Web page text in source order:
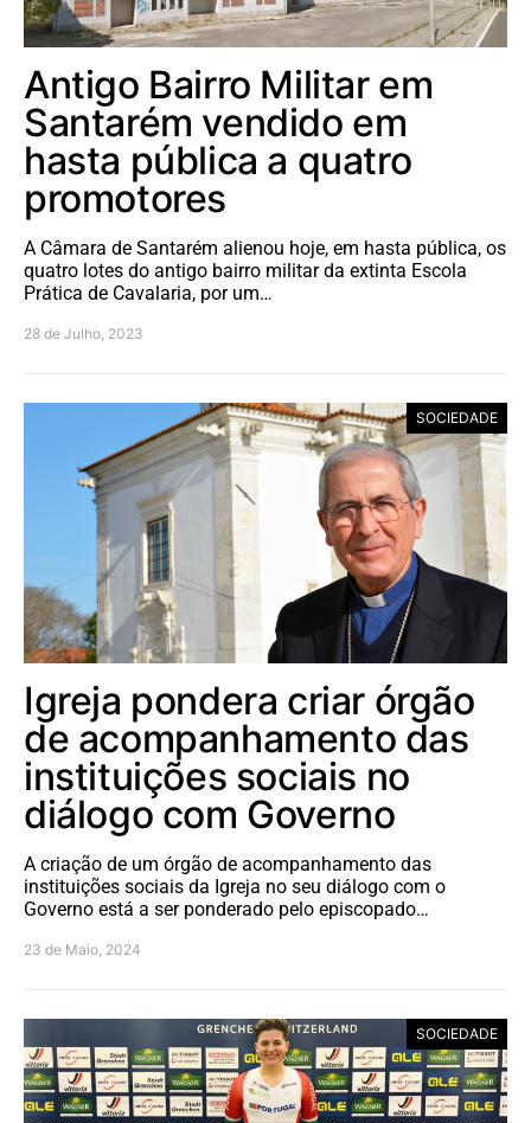
Antigo Bairro Militar em
Santarém vendido em
hasta pública a quatro
promotores
A Câmara de Santarém alienou hoje, em hasta pública, os
quatro lotes do antigo bairro militar da extinta Escola
Prática de Cavalaria, por um…
28 de Julho, 2023
SOCIEDADE
Igreja pondera criar órgão
de acompanhamento das
instituições sociais no
diálogo com Governo
A criação de um órgão de acompanhamento das
instituições sociais da Igreja no seu diálogo com o
Governo está a ser ponderado pelo episcopado…
23 de Maio, 2024
SOCIEDADE